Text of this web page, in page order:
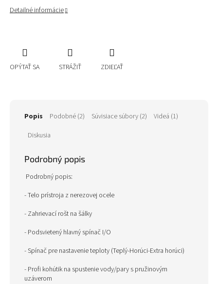
Detailné informácie
OPÝTAŤ SA STRÁŽIŤ ZDIEĽAŤ
Popis Podobné (2) Súvisiace súbory (2)
Videá (1)
Diskusia
Podrobný popis
Podrobný popis:
- Telo prístroja z nerezovej ocele
- Zahrievací rošt na šálky
- Podsvietený hlavný spínač I/O
- Spínač pre nastavenie teploty (Teplý-Horúci-Extra horúci)
- Profi kohútik na spustenie vody/pary s pružinovým
uzáverom